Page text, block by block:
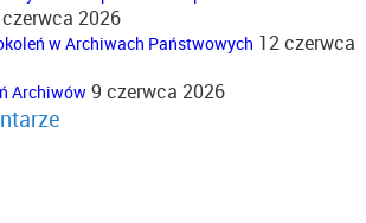
2026
w Archiwach Państwowych 12 czerwca
Archiwów 9 czerwca 2026